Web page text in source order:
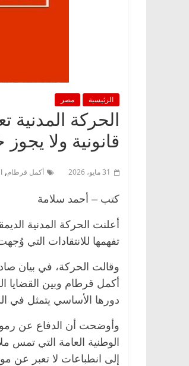
الرئيسية مصر
الحركة
قانونية ولا
31 مايو، 2026 أكمل قرطام,
كتب – أحمد سلامة
أعلنت الحركة المدنية
تفهمها للانتقادات التي
وقالت الحركة، في بيان
أكمل قرطام وبين القضايا
دورها الأساسي يتمثل في
وأوضحت أن الدفاع عن
الوطنية العامة التي تمس
إلى انطباعات لا تعبر عن